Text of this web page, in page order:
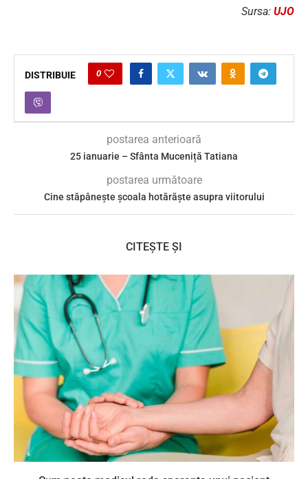
Sursa: UJO
DISTRIBUIE 0
postarea anterioară
25 ianuarie – Sfânta Muceniță Tatiana
postarea următoare
Cine stăpânește școala hotărăște asupra viitorului
CITEȘTE ȘI